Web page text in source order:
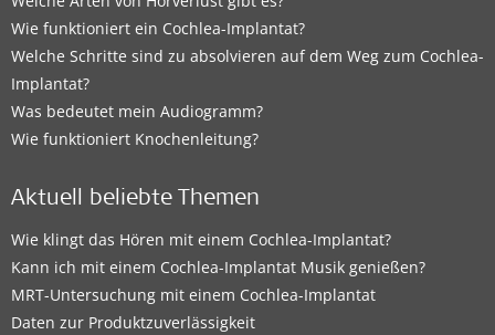
Wie funktioniert ein Cochlea-Implantat?
Welche Schritte sind zu absolvieren auf dem Weg zum Cochlea-
Implantat?
Was bedeutet mein Audiogramm?
Wie funktioniert Knochenleitung?
Aktuell beliebte Themen
Wie klingt das Hören mit einem Cochlea-Implantat?
Kann ich mit einem Cochlea-Implantat Musik genießen?
MRT-Untersuchung mit einem Cochlea-Implantat
Daten zur Produktzuverlässigkeit